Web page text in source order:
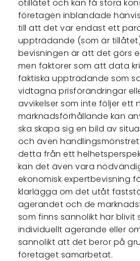
otillåtet och kan få stora
företagen inblandade
till att det var endast ett
uppträdande (som är
bevisningen är att det görs
men faktorer som att data
faktiska uppträdande som
vidtagna prisförändringar
avvikelser som inte följer ett
marknadsförhållande kan
ska skapa sig en bild av
och även
detta från ett
kan det även vara
ekonomisk expertbevisning
klarlägga om det utåt
agerandet och de
som finns sannolikt har blivit
individuellt agerande eller
sannolikt att det beror på
företaget samarbetat.